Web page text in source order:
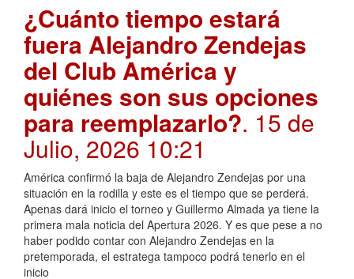
¿Cuánto tiempo estará
fuera Alejandro Zendejas
del Club América y
quiénes son sus opciones
para reemplazarlo?. 15 de
Julio, 2026 10:21
América confirmó la baja de Alejandro Zendejas por una
situación en la rodilla y este es el tiempo que se perderá.
Apenas dará inicio el torneo y Guillermo Almada ya tiene la
primera mala noticia del Apertura 2026. Y es que pese a no
haber podido contar con Alejandro Zendejas en la
pretemporada, el estratega tampoco podrá tenerlo en el
inicio